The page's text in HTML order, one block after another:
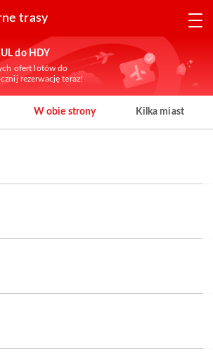
trasy
do HDY
ofert lotów do
rezerwację teraz!
W obie strony Kilka miast